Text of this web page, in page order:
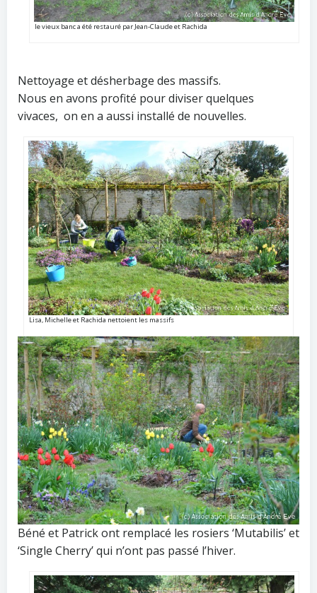
le vieux banc a été restauré par Jean-Claude et Rachida
Nettoyage et désherbage des massifs.
Nous en avons profité pour diviser quelques
vivaces, on en a aussi installé de nouvelles.
Lisa, Michelle et Rachida nettoient les massifs
Béné et Patrick ont remplacé les rosiers ‘Mutabilis’ et
‘Single Cherry’ qui n’ont pas passé l’hiver.